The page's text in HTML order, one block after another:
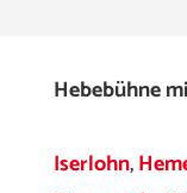
Hebebühne
Iserlohn,